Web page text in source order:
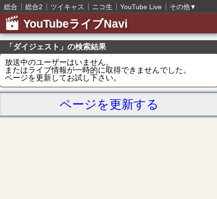
総合 総合2 ツイキャス ニコ生 YouTube Live その他▼
YouTubeライブNavi
「ダイジェスト」の検索結果
放送中のユーザーはいません。
またはライブ情報が一時的に取得できませんでした。
ページを更新してお試し下さい。
ページを更新する